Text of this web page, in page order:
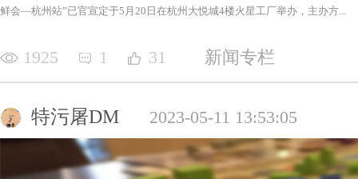
鲜会—杭州站”已官宣定于5月20日在杭州大悦城4楼火星工厂举办，主办方...
1925 1 31 新闻专栏
特污屠DM 2023-05-11 13:53:05